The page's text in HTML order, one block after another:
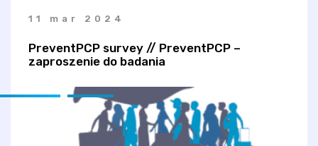
11 mar 2024
PreventPCP survey // PreventPCP –
zaproszenie do badania